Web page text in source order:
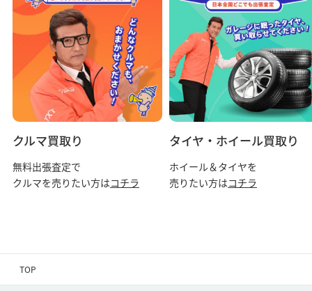
クルマ買取り
無料出張査定で
クルマを売りたい方はコチラ
タイヤ・ホイール買取り
ホイール＆タイヤを
売りたい方はコチラ
TOP